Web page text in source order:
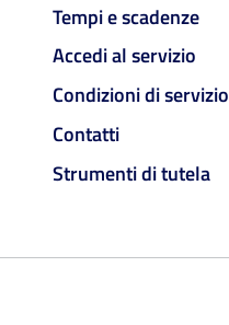
Tempi e scadenze
Accedi al servizio
Condizioni di servizio
Contatti
Strumenti di tutela